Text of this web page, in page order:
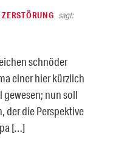
sagt:
schnöder
einer hier kürzlich
gewesen; nun soll
der die Perspektive
[…]